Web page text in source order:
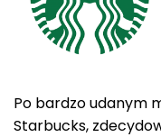
Po bardzo udanym
Starbucks,